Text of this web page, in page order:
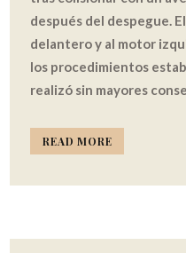
después del despegue.
delantero y al motor
los procedimientos
realizó sin mayores
READ MORE